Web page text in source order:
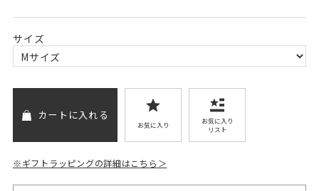
サイズ
カートに入れる
お気に入り
お気に入り
リスト
※ギフトラッピングの詳細はこちら＞